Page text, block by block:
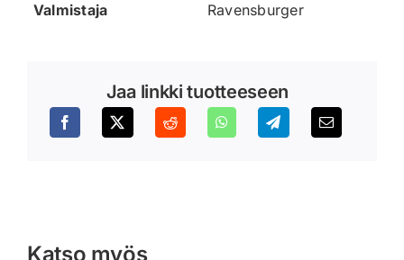
Valmistaja
Ravensburger
Jaa linkki tuotteeseen
Katso myös